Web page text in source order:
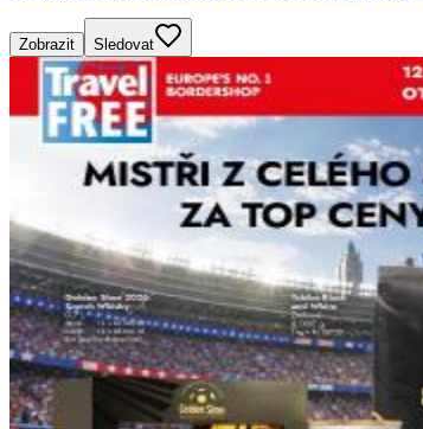
Zobrazit Sledovat